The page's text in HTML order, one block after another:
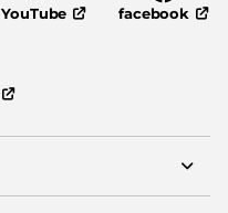
YouTube facebook